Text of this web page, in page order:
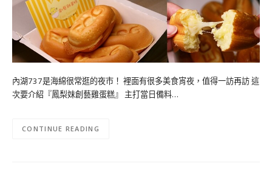
內湖737是海綿很常逛的夜市！ 裡面有很多美食宵夜，值得一訪再訪 這
次要介紹『鳳梨妹創藝雞蛋糕』 主打當日備料…
CONTINUE READING